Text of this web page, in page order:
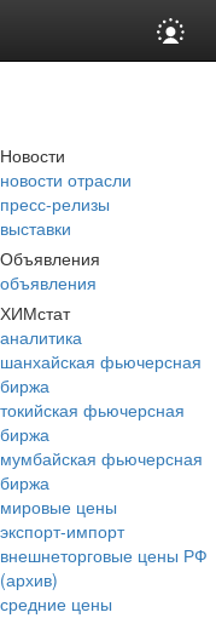
Новости
новости отрасли
пресс-релизы
выставки
Объявления
объявления
ХИМстат
аналитика
шанхайская фьючерсная
биржа
токийская фьючерсная
биржа
мумбайская фьючерсная
биржа
мировые цены
экспорт-импорт
внешнеторговые цены РФ
(архив)
средние цены